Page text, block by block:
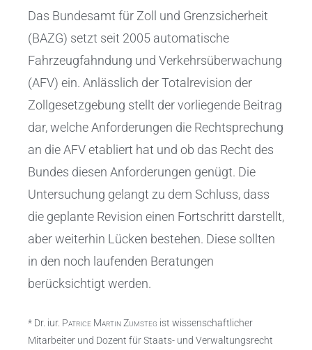
Das Bundesamt für Zoll und Grenzsicherheit
(BAZG) setzt seit 2005 automatische
Fahrzeugfahndung und Verkehrsüberwachung
(AFV) ein. Anlässlich der Totalrevision der
Zollgesetzgebung stellt der vorliegende Beitrag
dar, welche Anforderungen die Rechtsprechung
an die AFV etabliert hat und ob das Recht des
Bundes diesen Anforderungen genügt. Die
Untersuchung gelangt zu dem Schluss, dass
die geplante Revision einen Fortschritt darstellt,
aber weiterhin Lücken bestehen. Diese sollten
in den noch laufenden Beratungen
berücksichtigt werden.
* Dr. iur. Patrice Martin Zumsteg ist wissenschaftlicher
Mitarbeiter und Dozent für Staats- und Verwaltungsrecht